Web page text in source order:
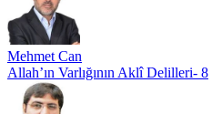
Mehmet Can
Allah’ın Varlığının Aklî Delilleri- 8